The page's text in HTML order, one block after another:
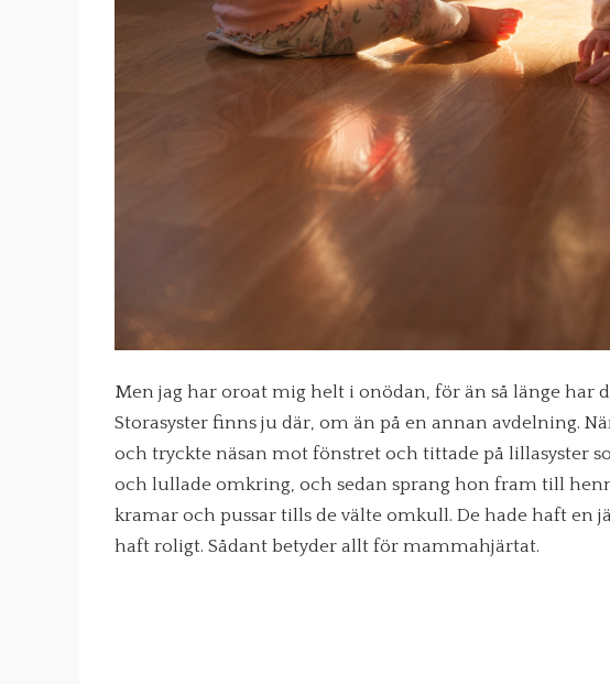
Men jag har oroat mig helt i onödan, för än så länge har
Storasyster finns ju där, om än på en annan avdelning.
och tryckte näsan mot fönstret och tittade på lillasyster
och lullade omkring, och sedan sprang hon fram till
kramar och pussar tills de välte omkull. De hade haft en
haft roligt. Sådant betyder allt för mammahjärtat.